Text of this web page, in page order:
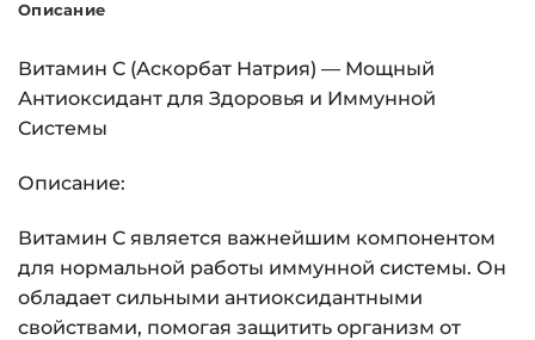
Описание
Витамин C (Аскорбат Натрия) — Мощный
Антиоксидант для Здоровья и Иммунной
Системы
Описание:
Витамин C является важнейшим компонентом
для нормальной работы иммунной системы. Он
обладает сильными антиоксидантными
свойствами, помогая защитить организм от